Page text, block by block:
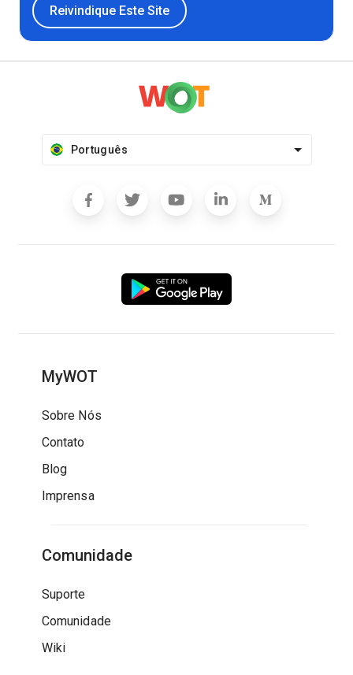
Reivindique Este Site
Português
MyWOT
Sobre Nós
Contato
Blog
Imprensa
Comunidade
Suporte
Comunidade
Wiki